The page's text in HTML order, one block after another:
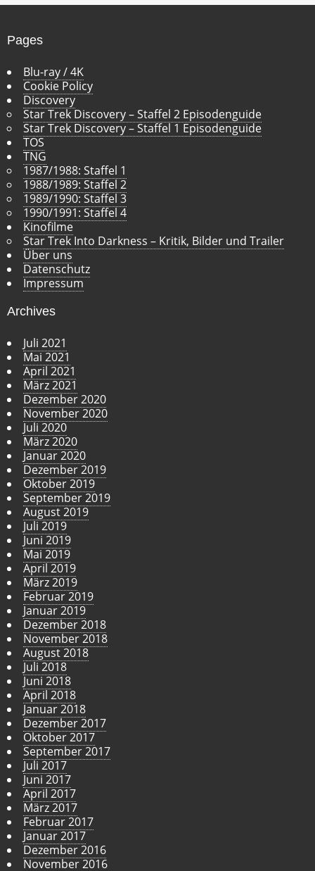
v
Pages
Blu-ray / 4K
Cookie Policy
Discovery
Star Trek Discovery – Staffel 2 Episodenguide
Star Trek Discovery – Staffel 1 Episodenguide
TOS
TNG
1987/1988: Staffel 1
1988/1989: Staffel 2
1989/1990: Staffel 3
1990/1991: Staffel 4
Kinofilme
Star Trek Into Darkness – Kritik, Bilder und Trailer
Über uns
Datenschutz
Impressum
Archives
Juli 2021
Mai 2021
April 2021
März 2021
Dezember 2020
November 2020
Juli 2020
März 2020
Januar 2020
Dezember 2019
Oktober 2019
September 2019
August 2019
Juli 2019
Juni 2019
Mai 2019
April 2019
März 2019
Februar 2019
Januar 2019
Dezember 2018
November 2018
August 2018
Juli 2018
Juni 2018
April 2018
Januar 2018
Dezember 2017
Oktober 2017
September 2017
Juli 2017
Juni 2017
April 2017
März 2017
Februar 2017
Januar 2017
Dezember 2016
November 2016